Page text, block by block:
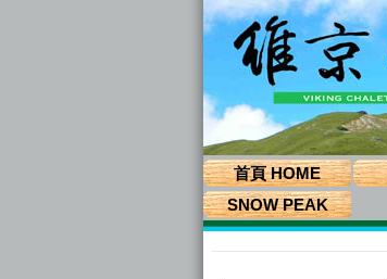
首頁 HOME
SNOW PEAK